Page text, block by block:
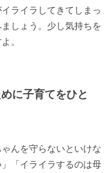
ライラしてきてしまっ
しょう。少し気持ちを
。
に子育てをひと
んを守らないといけな
「イライラするのは母